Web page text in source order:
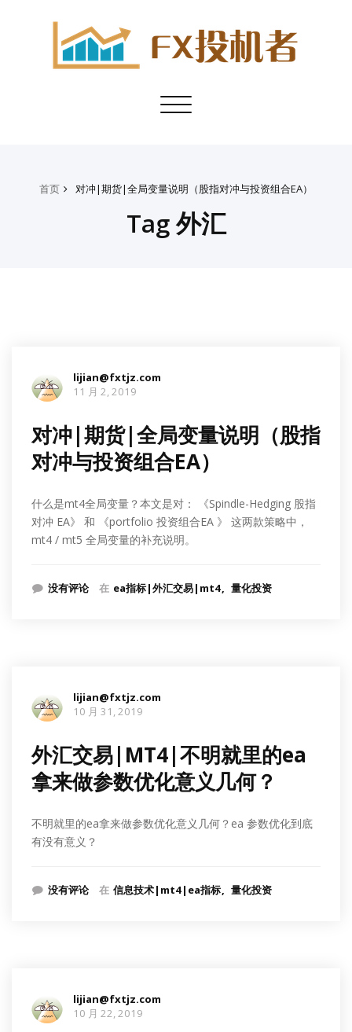
Toggle
首页 对冲|期货|全局变量说明（股指对冲与投资组合EA）
Tag 外汇
lijian@fxtjz.com
11 月 2, 2019
对冲|期货|全局变量说明（股指
对冲与投资组合EA）
什么是mt4全局变量？本文是对： 《Spindle-Hedging 股指
对冲 EA》 和 《portfolio 投资组合EA 》 这两款策略中，
mt4 / mt5 全局变量的补充说明。
没有评论 在 ea指标|外汇交易|mt4 量化投资
lijian@fxtjz.com
10 月 31, 2019
外汇交易|MT4|不明就里的ea
拿来做参数优化意义几何？
不明就里的ea拿来做参数优化意义几何？ea 参数优化到底
有没有意义？
没有评论 在 信息技术|mt4|ea指标 量化投资
lijian@fxtjz.com
10 月 22, 2019